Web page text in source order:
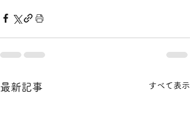
最新記事 すべて表示